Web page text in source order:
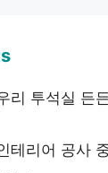
리 투석실 든
테리어 공사